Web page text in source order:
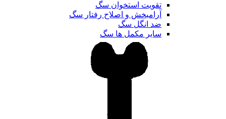
تقویت استخوان سگ
آرامبخش و اصلاح رفتار سگ
ضد انگل سگ
سایر مکمل ها سگ